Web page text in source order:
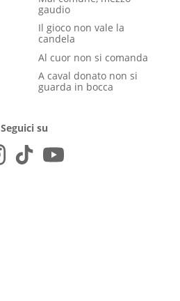
gaudio
Il gioco non vale la
candela
Al cuor non si comanda
A caval donato non si
guarda in bocca
Seguici su